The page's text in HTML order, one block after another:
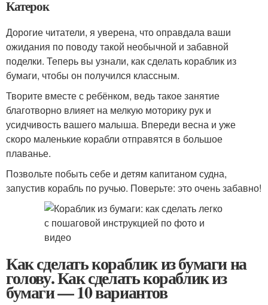
Катерок
Дорогие читатели, я уверена, что оправдала ваши
ожидания по поводу такой необычной и забавной
поделки. Теперь вы узнали, как сделать кораблик из
бумаги, чтобы он получился классным.
Творите вместе с ребёнком, ведь такое занятие
благотворно влияет на мелкую моторику рук и
усидчивость вашего малыша. Впереди весна и уже
скоро маленькие корабли отправятся в большое
плаванье.
Позвольте побыть себе и детям капитаном судна,
запустив корабль по ручью. Поверьте: это очень забавно!
Как сделать кораблик из бумаги на
голову. Как сделать кораблик из
бумаги — 10 вариантов